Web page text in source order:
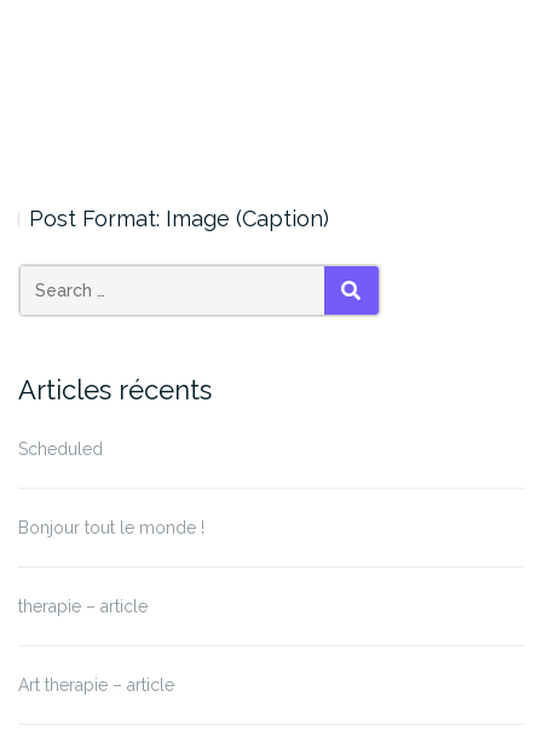
Post Format: Image (Caption)
SEARCH
Articles récents
Scheduled
Bonjour tout le monde !
therapie – article
Art therapie – article